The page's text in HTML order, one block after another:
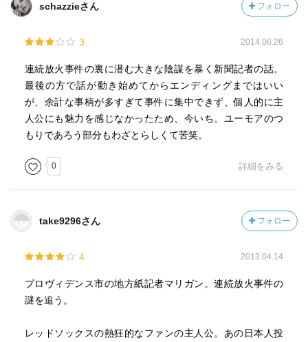
schazzieさん フォロー
3 2014.06.26
連続放火事件の裏に潜む大きな陰謀を暴く新聞記者の話。
最後の方で話が動き始めてからエンディングまではいい
が、余計な事柄が多すぎて事件に集中できず、個人的に主
人公にも魅力を感じなかったため、今いち。ユーモアのつ
もりであろう部分もわざとらしくて苦笑。
0 詳細をみる
take9296さん フォロー
4 2013.04.14
プロヴィデンス市の地方紙記者マリガン。連続放火事件の
謎を追う。
レッドソックスの熱狂的なファンの主人公。あの日本人投